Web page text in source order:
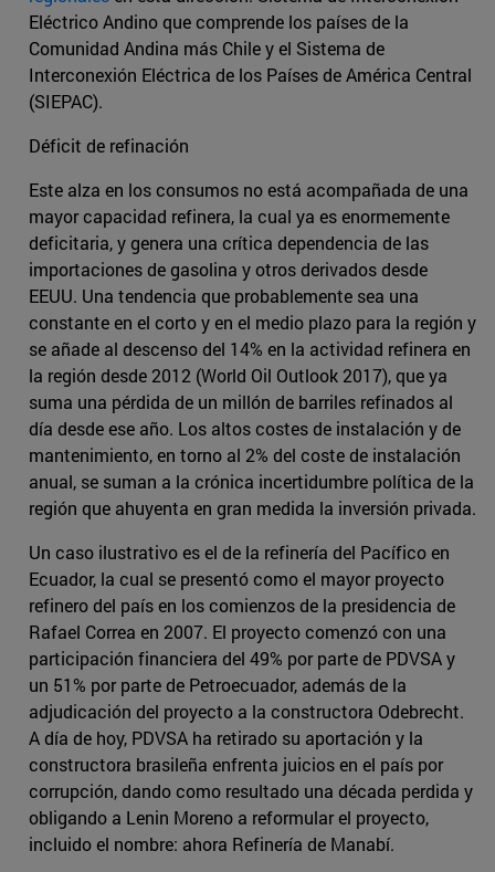
Eléctrico Andino que comprende los países de la
Comunidad Andina más Chile y el Sistema de
Interconexión Eléctrica de los Países de América Central
(SIEPAC).
Déficit de refinación
Este alza en los consumos no está acompañada de una
mayor capacidad refinera, la cual ya es enormemente
deficitaria, y genera una crítica dependencia de las
importaciones de gasolina y otros derivados desde
EEUU. Una tendencia que probablemente sea una
constante en el corto y en el medio plazo para la región y
se añade al descenso del 14% en la actividad refinera en
la región desde 2012 (World Oil Outlook 2017), que ya
suma una pérdida de un millón de barriles refinados al
día desde ese año. Los altos costes de instalación y de
mantenimiento, en torno al 2% del coste de instalación
anual, se suman a la crónica incertidumbre política de la
región que ahuyenta en gran medida la inversión privada.
Un caso ilustrativo es el de la refinería del Pacífico en
Ecuador, la cual se presentó como el mayor proyecto
refinero del país en los comienzos de la presidencia de
Rafael Correa en 2007. El proyecto comenzó con una
participación financiera del 49% por parte de PDVSA y
un 51% por parte de Petroecuador, además de la
adjudicación del proyecto a la constructora Odebrecht.
A día de hoy, PDVSA ha retirado su aportación y la
constructora brasileña enfrenta juicios en el país por
corrupción, dando como resultado una década perdida y
obligando a Lenin Moreno a reformular el proyecto,
incluido el nombre: ahora Refinería de Manabí.